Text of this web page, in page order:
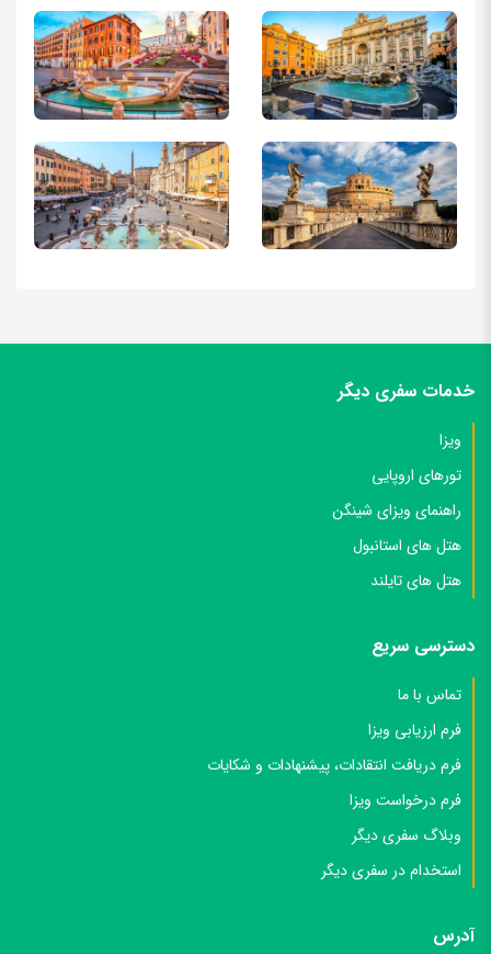
گواهی اشتغال به تحصیل، توصیه نامه از استاد دانشگاه
مدارک شغلی برای کارمندان بخش خصوصی یا دولتی
حکم کارگزینی یا گواهی اشتغال به کار با تاریخ شـروع خدمت، اعتبار
قرارداد کاری، معرفی نامه (خطاب به سفارت) با ذکر سمت شغلی و
حقوق ماهیانه و تعداد روزهای مرخصی طبق فرمت ارسالی (روی
سربرگ شرکت) با تاریخ، شماره، امضا مدیر عامل و مهر شرکت + یک
مدارک شغلی برای پزشکان
پروانه طبابت، دانشنامه پزشکی از دانشگاه ( برای ویزای یونان )، کارت
نظام پزشکی، سوابق بیمه
مدارک شغلی برای مشاغل آزاد
روزنامه رسمی، آگهی تاسیس، آگهی آخرین تغییرات شرکت، اساسنامه و
معرفی نامه از شرکت که درآمد و سمت لحاظ شود.
مدارک شغلی برای وکلا
پروانه وکالت (شماره کانون وکلا)
مدارک شغلی برای ساختمان سازان
معرفی نامه، قرارداد کاری، جواز ساخت، روزنامه رسمی آگهی تاسیس و
مدارک شغلی برای کارمندان آزاد
خدمات سفری دیگر
ویزا
تورهای اروپایی
راهنمای ویزای شینگن
هتل های استانبول
هتل های تایلند
دسترسی سریع
تماس با ما
فرم ارزیابی ویزا
فرم دریافت انتقادات، پیشنهادات و شکایات
فرم درخواست ویزا
وبلاگ سفری دیگر
استخدام در سفری دیگر
آدرس